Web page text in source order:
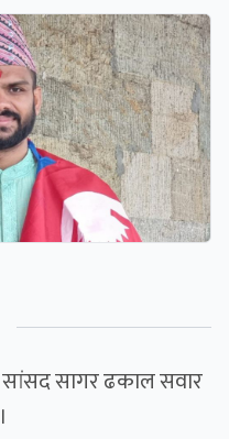
का सांसद सागर ढकाल सवार